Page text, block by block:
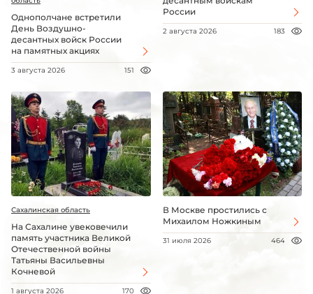
Однополчане встретили
День Воздушно-
десантных войск России
на памятных акциях
3 августа 2026 151
России
2 августа 2026 183
Сахалинская область
На Сахалине увековечили
память участника Великой
Отечественной войны
Татьяны Васильевны
Кочневой
1 августа 2026 170
В Москве простились с
Михаилом Ножкиным
31 июля 2026 464